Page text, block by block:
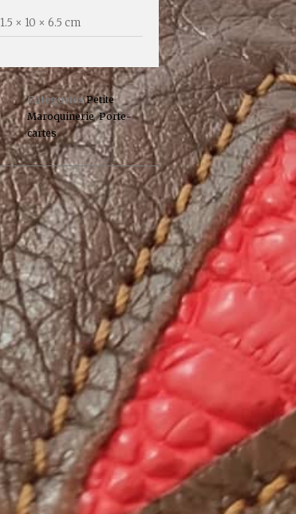
1.5 × 10 × 6.5 cm
Categories Petite
Maroquinerie,Porte-
cartes